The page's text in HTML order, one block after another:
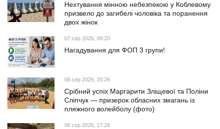
Нехтування мінною небезпекою у Коблевому
призвело до загибелі чоловіка та поранення
двох жінок
07 сер 2026, 09:20
Нагадування для ФОП 3 групи!
06 сер 2026, 20:26
Срібний успіх Маргарити Зліщевої та Поліни
Сліпчук — призерок обласних змагань із
пляжного волейболу (фото)
06 сер 2026, 17:26